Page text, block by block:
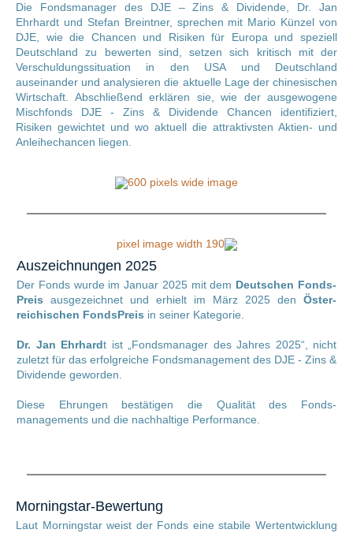
Die Fondsmanager des DJE – Zins & Dividende, Dr. Jan
Ehrhardt und Stefan Breintner, sprechen mit Mario Künzel von
DJE, wie die Chancen und Risiken für Europa und speziell
Deutschland zu bewerten sind, setzen sich kritisch mit der
Verschuldungssituation in den USA und Deutschland
auseinander und analysieren die aktuelle Lage der chinesischen
Wirtschaft. Abschließend erklären sie, wie der ausgewogene
Mischfonds DJE - Zins & Dividende Chancen identifiziert,
Risiken gewichtet und wo aktuell die attraktivsten Aktien- und
Anleihechancen liegen.
Auszeichnungen 2025
Der Fonds wurde im Januar 2025 mit dem Deutschen Fonds-
Preis ausgezeichnet und erhielt im März 2025 den Öster-
reichischen FondsPreis in seiner Kategorie.
Dr. Jan Ehrhardt ist „Fondsmanager des Jahres 2025“, nicht
zuletzt für das erfolgreiche Fondsmanagement des DJE - Zins &
Dividende geworden.
Diese Ehrungen bestätigen die Qualität des Fonds-
managements und die nachhaltige Performance.
Morningstar-Bewertung
Laut Morningstar weist der Fonds eine stabile Wertentwicklung